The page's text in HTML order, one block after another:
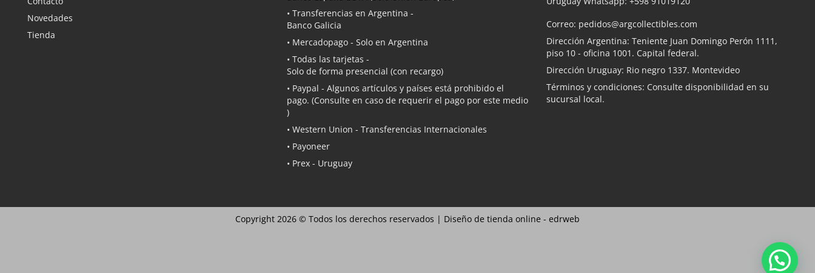
Novedades
Tienda
• Transferencias en Argentina -
Banco Galicia
• Mercadopago - Solo en Argentina
• Todas las tarjetas -
Solo de forma presencial (con recargo)
• Paypal - Algunos artículos y países está prohibido el
pago. (Consulte en caso de requerir el pago por este medio
)
• Western Union - Transferencias Internacionales
• Payoneer
• Prex - Uruguay
Correo: pedidos@argcollectibles.com
Dirección Argentina: Teniente Juan Domingo Perón 1111,
piso 10 - oficina 1001. Capital federal.
Dirección Uruguay: Rio negro 1337. Montevideo
Términos y condiciones: Consulte disponibilidad en su
sucursal local.
Copyright 2026 © Todos los derechos reservados | Diseño de tienda online - edrweb